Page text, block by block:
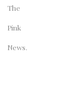
The
Pink
News.